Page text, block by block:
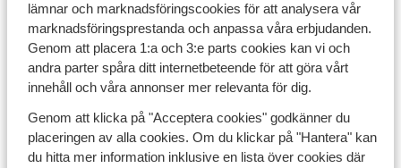
lämnar och marknadsföringscookies för att analysera vår
marknadsföringsprestanda och anpassa våra erbjudanden.
Genom att placera 1:a och 3:e parts cookies kan vi och
andra parter spåra ditt internetbeteende för att göra vårt
innehåll och våra annonser mer relevanta för dig.
Genom att klicka på "Acceptera cookies" godkänner du
placeringen av alla cookies. Om du klickar på "Hantera" kan
du hitta mer information inklusive en lista över cookies där
Sponsrat
Upptäck populära boenden
Vasia Resort &
Crete, by